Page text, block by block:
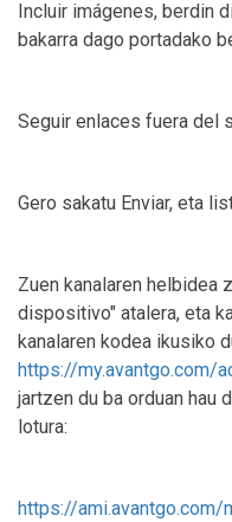
Incluir imágenes, berdin
bakarra dago portadako
Seguir enlaces fuera del
Gero sakatu Enviar, eta
Zuen kanalaren helbidea
dispositivo" atalera, eta
kanalaren kodea ikusiko
https://my.avantgo.com/
jartzen du ba orduan hau
lotura:
https://